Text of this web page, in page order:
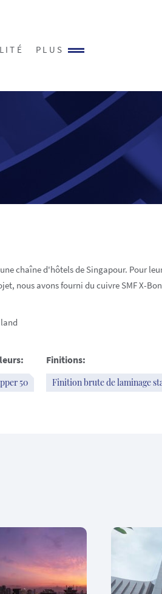
PLUS
chaîne d'hôtels de Singapour. Pour
nous avons fourni du cuivre SMF X-
50
Finitions:
Finition brute de laminage